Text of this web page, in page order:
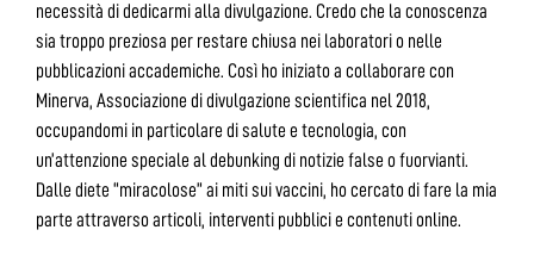
necessità di dedicarmi alla divulgazione. Credo che la conoscenza
sia troppo preziosa per restare chiusa nei laboratori o nelle
pubblicazioni accademiche. Così ho iniziato a collaborare con
Minerva, Associazione di divulgazione scientifica nel 2018,
occupandomi in particolare di salute e tecnologia, con
un’attenzione speciale al debunking di notizie false o fuorvianti.
Dalle diete “miracolose” ai miti sui vaccini, ho cercato di fare la mia
parte attraverso articoli, interventi pubblici e contenuti online.